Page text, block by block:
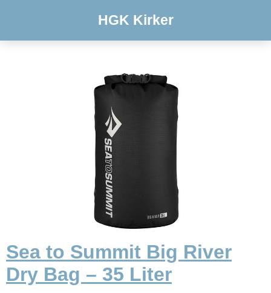
HGK Kirker
Sea to Summit Big River
Dry Bag – 35 Liter